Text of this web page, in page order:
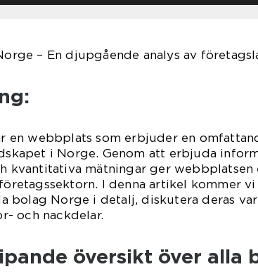
– En djupgående analys av
en webbplats som erbjuder en
i Norge. Genom att erbjuda
kvantitativa mätningar ger
I denna artikel kommer
bolag Norge i detalj, diskutera deras
och nackdelar.
översikt över alla